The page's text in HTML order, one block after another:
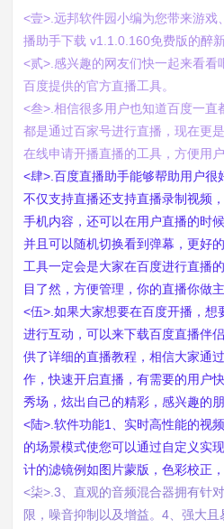
<壹>.远邦软件园小编为您带来游戏
播助手下载 v1.1.0.160免费版的醉
<贰>.感兴趣的网友们快一起来看看
百度提供的官方直播工具。
<叁>.相信很多用户也知道百度一直
都是通过百家号进行直播，现在更
在线申请开播直播的工具，方便用户
<肆>.百度直播助手能够帮助用户很
不仅支持直播还支持直播录制视频
手机内容，还可以在用户直播的时
并且可以随机切换看到弹幕，更好
工具一定会是大家在百度进行直播
目了然，方便管理，你的直播你做主
<伍>.如果大家想要在百度开播，想
进行互动，可以来下载百度直播伴
供了详细的直播教程，相信大家通
作，快速开启直播，有需要的用户
秀场，炫出自己的精彩，感兴趣的
<陆>.软件功能1、实时高性能的视
的场景模式使您可以通过自定义实
计的滤镜例如图片蒙版，色彩校正
<柒>.3、直观的音频混合器拥有针
限，噪音抑制以及增益。4、强大且